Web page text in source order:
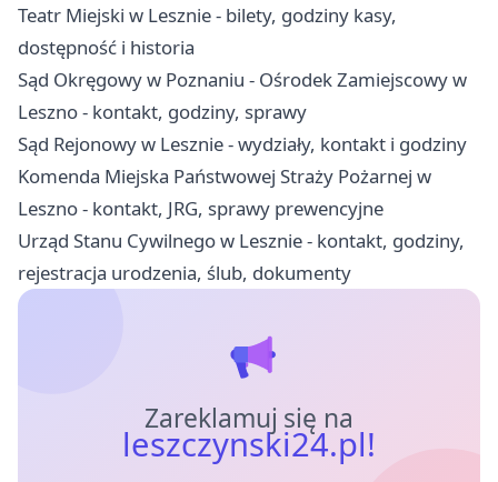
Teatr Miejski w Lesznie - bilety, godziny kasy,
dostępność i historia
Sąd Okręgowy w Poznaniu - Ośrodek Zamiejscowy w
Leszno - kontakt, godziny, sprawy
Sąd Rejonowy w Lesznie - wydziały, kontakt i godziny
Komenda Miejska Państwowej Straży Pożarnej w
Leszno - kontakt, JRG, sprawy prewencyjne
Urząd Stanu Cywilnego w Lesznie - kontakt, godziny,
rejestracja urodzenia, ślub, dokumenty
Zareklamuj się na
leszczynski24.pl!